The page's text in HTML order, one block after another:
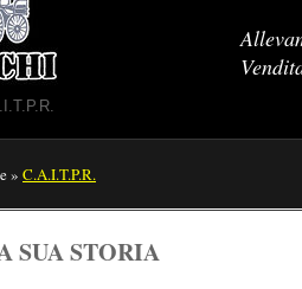
» C.A.I.T.P.R.
SUA STORIA